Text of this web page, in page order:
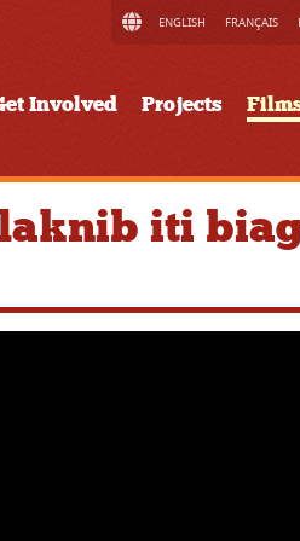
ENGLISH FRANÇAIS
Involved Projects
iti